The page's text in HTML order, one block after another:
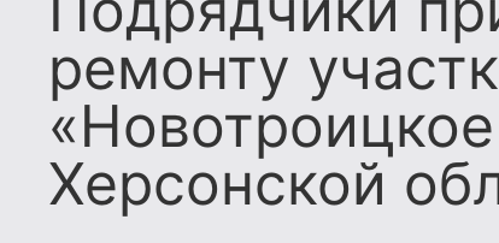
ремонту
Херсонской